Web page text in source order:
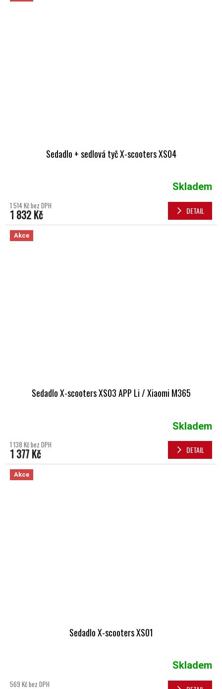
Sedadlo + sedlová tyč X-scooters XS04
Skladem
1 514 Kč bez DPH
1 832 Kč DETAIL
Akce
Sedadlo X-scooters XS03 APP Li / Xiaomi M365
Skladem
1 138 Kč bez DPH
1 377 Kč DETAIL
Akce
Sedadlo X-scooters XS01
Skladem
569 Kč bez DPH